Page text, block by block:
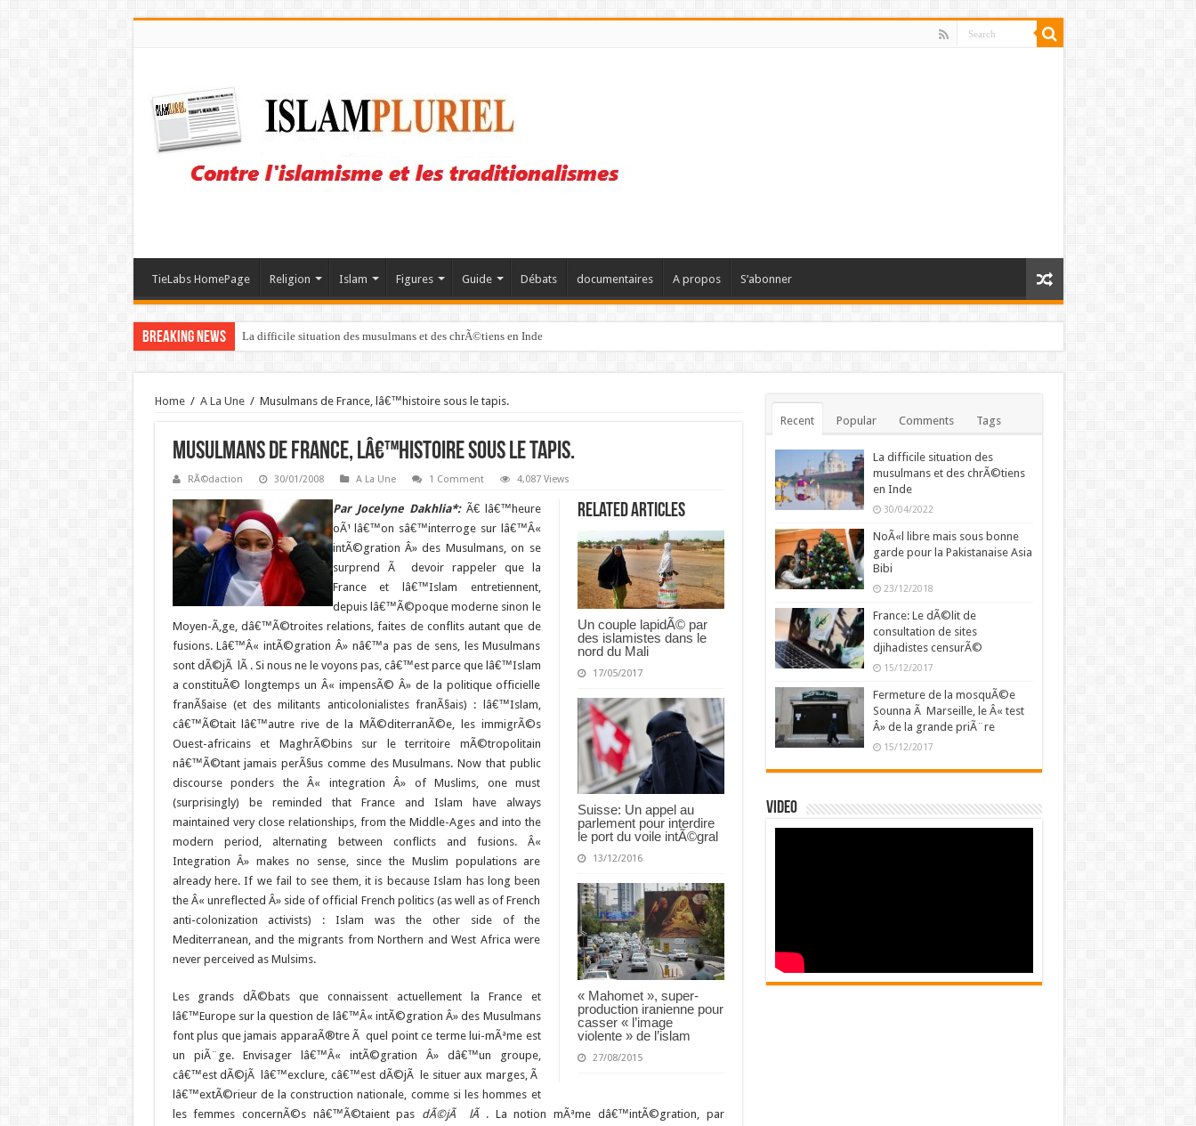
TieLabs HomePage Religion Islam Figures Guide Débats documentaires A propos S’abonner
Breaking News La difficile situation des musulmans et des chrÃ©tiens en Inde
Home / A La Une / Musulmans de France, lâ€™histoire sous le tapis.
Musulmans de France, lâ€™histoire sous le tapis.
RÃ©daction 30/01/2008 A La Une 1 Comment 4,087 Views
Related Articles
Un couple lapidÃ© par
des islamistes dans le
nord du Mali
17/05/2017
Suisse: Un appel au
parlement pour interdire
le port du voile intÃ©gral
13/12/2016
« Mahomet », super-
production iranienne pour
casser « l’image
violente » de l’islam
27/08/2015
Par Jocelyne Dakhlia*: Ã€ lâ€™heure
oÃ¹ lâ€™on sâ€™interroge sur lâ€™Â«
intÃ©gration Â» des Musulmans, on se
surprend Ã devoir rappeler que la
France et lâ€™Islam entretiennent,
depuis lâ€™Ã©poque moderne sinon le
Moyen-Ã‚ge, dâ€™Ã©troites relations, faites de conflits autant que de
fusions. Lâ€™Â« intÃ©gration Â» nâ€™a pas de sens, les Musulmans
sont dÃ©jÃ lÃ . Si nous ne le voyons pas, câ€™est parce que lâ€™Islam
a constituÃ© longtemps un Â« impensÃ© Â» de la politique officielle
franÃ§aise (et des militants anticolonialistes franÃ§ais) : lâ€™Islam,
câ€™Ã©tait lâ€™autre rive de la MÃ©diterranÃ©e, les immigrÃ©s
Ouest-africains et MaghrÃ©bins sur le territoire mÃ©tropolitain
nâ€™Ã©tant jamais perÃ§us comme des Musulmans. Now that public
discourse ponders the Â« integration Â» of Muslims, one must
(surprisingly) be reminded that France and Islam have always
maintained very close relationships, from the Middle-Ages and into the
modern period, alternating between conflicts and fusions. Â«
Integration Â» makes no sense, since the Muslim populations are
already here. If we fail to see them, it is because Islam has long been
the Â« unreflected Â» side of official French politics (as well as of French
anti-colonization activists) : Islam was the other side of the
Mediterranean, and the migrants from Northern and West Africa were
never perceived as Mulsims.
Les grands dÃ©bats que connaissent actuellement la France et
lâ€™Europe sur la question de lâ€™Â« intÃ©gration Â» des Musulmans
font plus que jamais apparaÃ®tre Ã quel point ce terme lui-mÃªme est
un piÃ¨ge. Envisager lâ€™Â« intÃ©gration Â» dâ€™un groupe,
câ€™est dÃ©jÃ lâ€™exclure, câ€™est dÃ©jÃ le situer aux marges, Ã
lâ€™extÃ©rieur de la construction nationale, comme si les hommes et
les femmes concernÃ©s nâ€™Ã©taient pas dÃ©jÃ lÃ . La notion mÃªme dâ€™intÃ©gration, par
Recent Popular Comments Tags
La difficile situation des
musulmans et des chrÃ©tiens
en Inde
30/04/2022
NoÃ«l libre mais sous bonne
garde pour la Pakistanaise Asia
Bibi
23/12/2018
France: Le dÃ©lit de
consultation de sites
djihadistes censurÃ©
15/12/2017
Fermeture de la mosquÃ©e
Sounna Ã Marseille, le Â« test
Â» de la grande priÃ¨re
15/12/2017
Video